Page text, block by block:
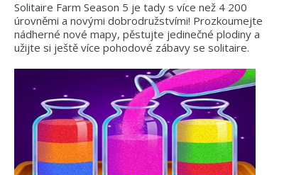
Solitaire Farm Season 5 je tady s více než 4 200
úrovněmi a novými dobrodružstvími! Prozkoumejte
nádherné nové mapy, pěstujte jedinečné plodiny a
užijte si ještě více pohodové zábavy se solitaire.